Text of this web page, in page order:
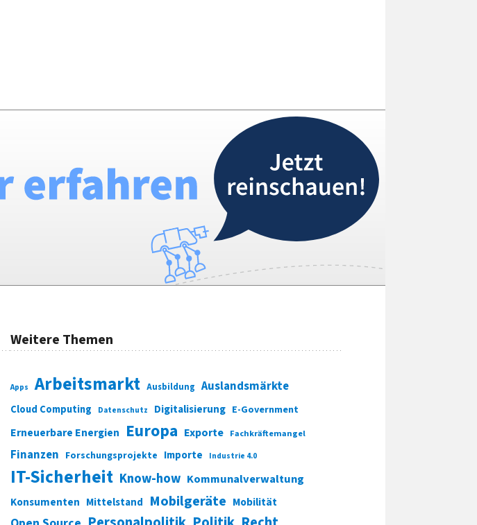
Weitere Themen
Apps Arbeitsmarkt Ausbildung Auslandsmärkte
Cloud Computing Datenschutz Digitalisierung E-Government
Erneuerbare Energien Europa Exporte Fachkräftemangel
Finanzen Forschungsprojekte Importe Industrie 4.0
IT-Sicherheit Know-how Kommunalverwaltung
Konsumenten Mittelstand Mobilgeräte Mobilität